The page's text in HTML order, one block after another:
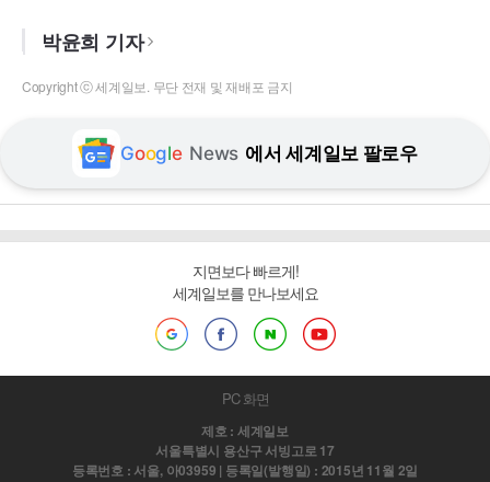
박윤희 기자
Copyright ⓒ 세계일보. 무단 전재 및 재배포 금지
Google News 에서 세계일보 팔로우
지면보다 빠르게!
세계일보를 만나보세요
PC 화면
제호 : 세계일보
서울특별시 용산구 서빙고로 17
등록번호 : 서울, 아03959 | 등록일(발행일) : 2015년 11월 2일